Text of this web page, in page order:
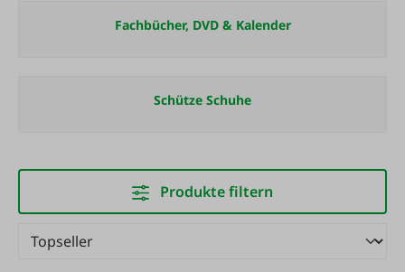
Fachbücher, DVD & Kalender
Schütze Schuhe
Produkte filtern